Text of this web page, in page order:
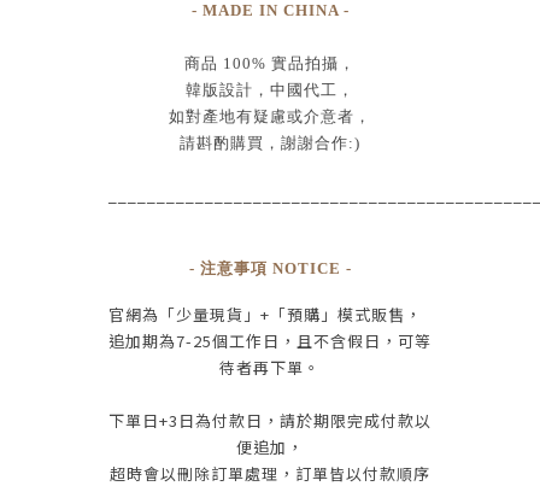
- MADE IN CHINA -
商品 100% 實品拍攝 ，
韓版設計，中國代工 ，
如對產地有疑慮或介意者，
請斟酌購買， 謝謝合作:)
- 注意事項 NOTICE -
官網為 「少量現貨」+ 「預購」模式販售，
追加期為7-25個工作日 ，且不含假日 ， 可等
待者再下單 。
下單日+3 日為付款日，請於期限完成付款以
便追加，
超時會以刪除訂單處理，訂單皆以付款順序